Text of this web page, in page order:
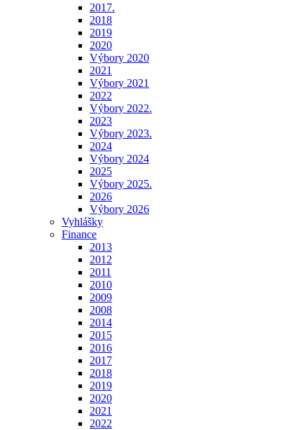
2017.
2018
2019
2020
Výbory 2020
2021
Výbory 2021
2022
Výbory 2022.
2023
Výbory 2023.
2024
Výbory 2024
2025
Výbory 2025.
2026
Výbory 2026
Vyhlášky
Finance
2013
2012
2011
2010
2009
2008
2014
2015
2016
2017
2018
2019
2020
2021
2022